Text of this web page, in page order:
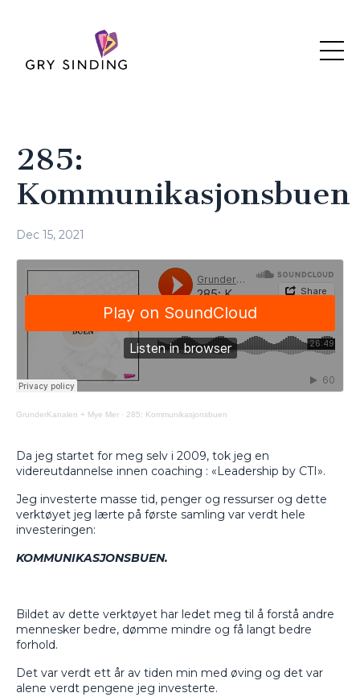
285:
Kommunikasjonsbuen
Dec 15, 2021
GrunderKanalen + Mye Mer · 285: Kommunikasjonsbuen
Da jeg startet for meg selv i 2009, tok jeg en
videreutdannelse innen coaching : «Leadership by CTI».
Jeg investerte masse tid, penger og ressurser og dette
verktøyet jeg lærte på første samling var verdt hele
investeringen:
KOMMUNIKASJONSBUEN.
Bildet av dette verktøyet har ledet meg til å forstå andre
mennesker bedre, dømme mindre og få langt bedre
forhold.
Det var verdt ett år av tiden min med øving og det var
alene verdt pengene jeg investerte.